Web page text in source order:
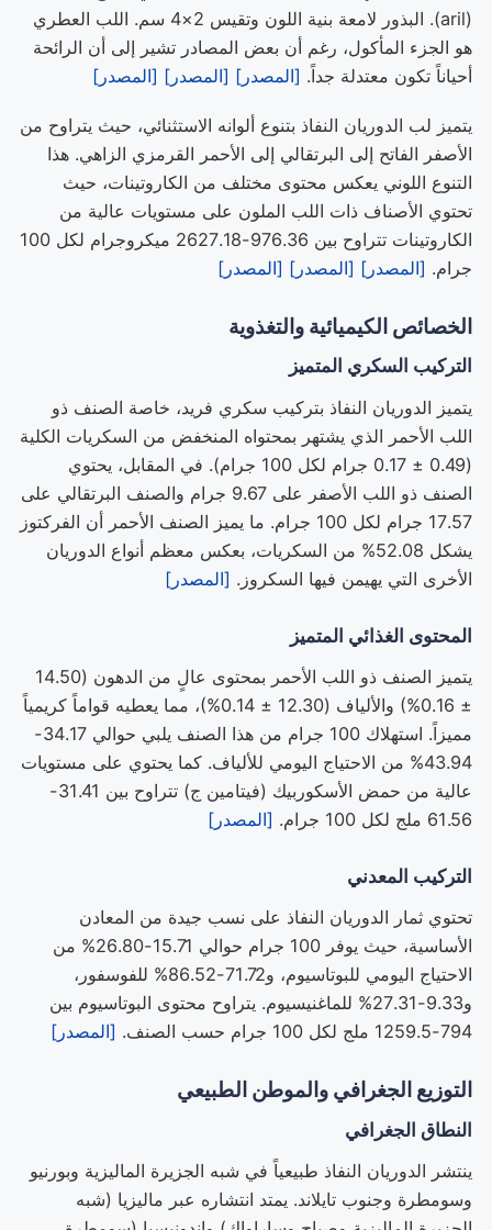
(aril). البذور لامعة بنية اللون وتقيس 2×4 سم. اللب العطري
هو الجزء المأكول، رغم أن بعض المصادر تشير إلى أن الرائحة
أحياناً تكون معتدلة جداً. [المصدر] [المصدر] [المصدر]
يتميز لب الدوريان النفاذ بتنوع ألوانه الاستثنائي، حيث يتراوح من
الأصفر الفاتح إلى البرتقالي إلى الأحمر القرمزي الزاهي. هذا
التنوع اللوني يعكس محتوى مختلف من الكاروتينات، حيث
تحتوي الأصناف ذات اللب الملون على مستويات عالية من
الكاروتينات تتراوح بين 976.36-2627.18 ميكروجرام لكل 100
جرام. [المصدر] [المصدر] [المصدر]
الخصائص الكيميائية والتغذوية
التركيب السكري المتميز
يتميز الدوريان النفاذ بتركيب سكري فريد، خاصة الصنف ذو
اللب الأحمر الذي يشتهر بمحتواه المنخفض من السكريات الكلية
(0.49 ± 0.17 جرام لكل 100 جرام). في المقابل، يحتوي
الصنف ذو اللب الأصفر على 9.67 جرام والصنف البرتقالي على
17.57 جرام لكل 100 جرام. ما يميز الصنف الأحمر أن الفركتوز
يشكل 52.08% من السكريات، بعكس معظم أنواع الدوريان
الأخرى التي يهيمن فيها السكروز. [المصدر]
المحتوى الغذائي المتميز
يتميز الصنف ذو اللب الأحمر بمحتوى عالٍ من الدهون (14.50
± 0.16%) والألياف (12.30 ± 0.14%)، مما يعطيه قواماً كريمياً
مميزاً. استهلاك 100 جرام من هذا الصنف يلبي حوالي 34.17-
43.94% من الاحتياج اليومي للألياف. كما يحتوي على مستويات
عالية من حمض الأسكوربيك (فيتامين ج) تتراوح بين 31.41-
61.56 ملج لكل 100 جرام.
[المصدر]
التركيب المعدني
تحتوي ثمار الدوريان النفاذ على نسب جيدة من المعادن
الأساسية، حيث يوفر 100 جرام حوالي 15.71-26.80% من
الاحتياج اليومي للبوتاسيوم، و71.72-86.52% للفوسفور،
و9.33-27.31% للماغنيسيوم. يتراوح محتوى البوتاسيوم بين
794-1259.5 ملج لكل 100 جرام حسب الصنف.
[المصدر]
التوزيع الجغرافي والموطن الطبيعي
النطاق الجغرافي
ينتشر الدوريان النفاذ طبيعياً في شبه الجزيرة الماليزية وبورنيو
وسومطرة وجنوب تايلاند. يمتد انتشاره عبر ماليزيا (شبه